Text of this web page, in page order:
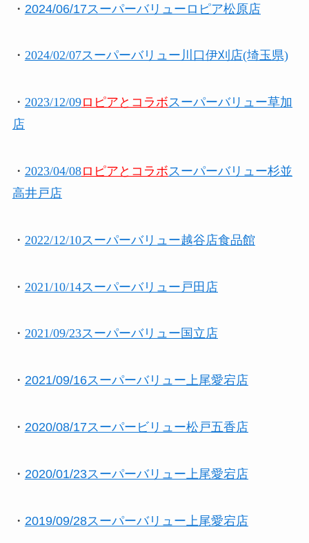
・ 2024/06/17スーパーバリューロピア松原店
・ 2024/02/07スーパーバリュー川口伊刈店(埼玉県)
・ 2023/12/09ロピアとコラボスーパーバリュー草加
店
・ 2023/04/08ロピアとコラボスーパーバリュー杉並
高井戸店
・ 2022/12/10スーパーバリュー越谷店食品館
・ 2021/10/14スーパーバリュー戸田店
・ 2021/09/23スーパーバリュー国立店
・ 2021/09/16スーパーバリュー上尾愛宕店
・ 2020/08/17スーパービリュー松戸五香店
・ 2020/01/23スーパーバリュー上尾愛宕店
・ 2019/09/28スーパーバリュー上尾愛宕店